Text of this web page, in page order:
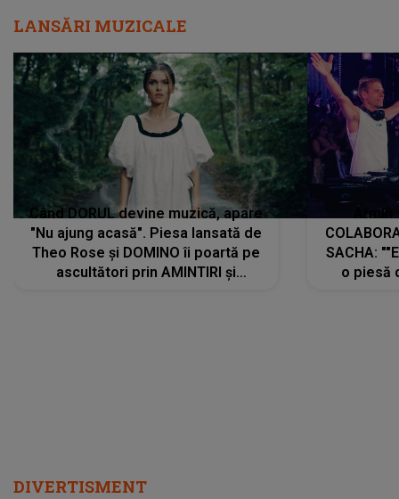
LANSĂRI MUZICALE
Când DORUL devine muzică, apare
"Nu ajung acasă". Piesa lansată de
Theo Rose și DOMINO îi poartă pe
ascultători prin AMINTIRI și
SACHA:
o piesă
DIVERTISMENT